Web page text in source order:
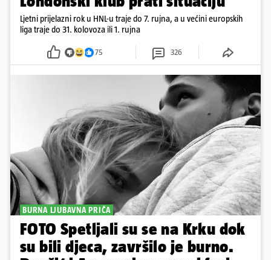
Ljetni prijelazni rok u HNL-u traje do 7. rujna, a u većini europskih
liga traje do 31. kolovoza ili 1. rujna
75 326
BURNA LJUBAVNA PRIČA
FOTO Spetljali su se na Krku dok
su bili djeca, završilo je burno.